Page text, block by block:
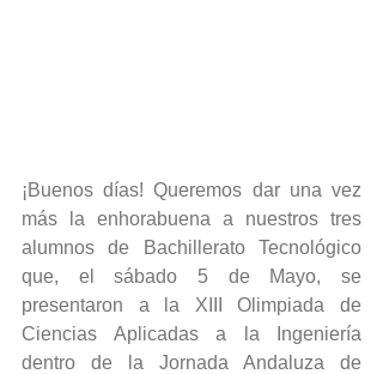
¡Buenos días! Queremos dar una vez
más la enhorabuena a nuestros tres
alumnos de Bachillerato Tecnológico
que, el sábado 5 de Mayo, se
presentaron a la XIII Olimpiada de
Ciencias Aplicadas a la Ingeniería
dentro de la Jornada Andaluza de